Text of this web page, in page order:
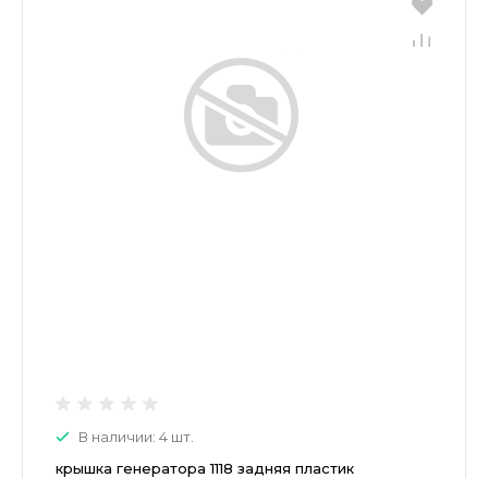
В наличии: 4 шт.
крышка генератора 1118 задняя пластик